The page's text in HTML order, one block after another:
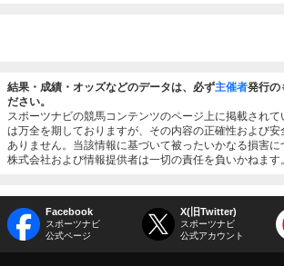
結果・成績・オッズなどのデータは、必ず主催者発行の
ださい。
スポーツナビの競馬コンテンツのページ上に掲載され
は万全を期しておりますが、その内容の正確性および
ありません。当該情報に基づいて被ったいかなる損害
株式会社および情報提供者は一切の責任を負いかねます。
Facebook
スポーツナビ
公式ページ
X(旧Twitter)
スポーツナビ
公式アカウント